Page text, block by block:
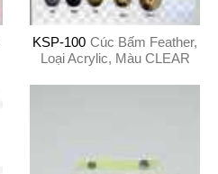
KSP-100 Cúc Bấm Feather,
Loại Acrylic, Màu CLEAR